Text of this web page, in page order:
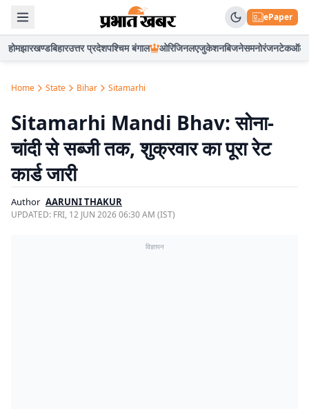
ePaper
होमझारखण्डबिहारउत्तर प्रदेशपश्चिम बंगाल ओरिजिनलएजुकेशनबिजनेसमनोरंजनटेकऑटो
Home State Bihar Sitamarhi
Sitamarhi Mandi Bhav: सोना-
चांदी से सब्जी तक, शुक्रवार का पूरा रेट
कार्ड जारी
Author AARUNI THAKUR
UPDATED: FRI, 12 JUN 2026 06:30 AM (IST)
विज्ञापन